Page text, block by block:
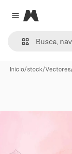
Close menu
Magnific
Inicio/stock/Vectores